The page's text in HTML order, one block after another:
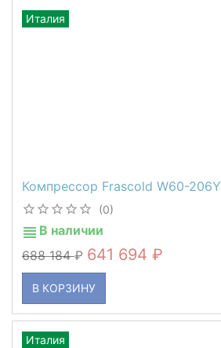
Компрессор Frascold W60-206Y
(0)
В наличии
688 184
641 694
В КОРЗИНУ
Италия
Италия